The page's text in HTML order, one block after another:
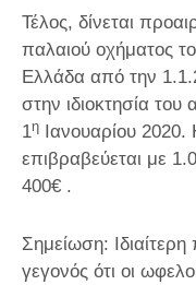
Τέλος, δίνεται
παλαιού οχήματος το
Ελλάδα από την
στην ιδιοκτησία του
1η Ιανουαρίου
επιβραβεύεται με
400€ .
Σημείωση:
γεγονός ότι οι